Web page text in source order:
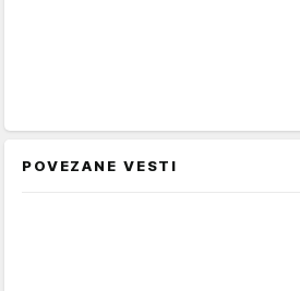
POVEZANE VESTI